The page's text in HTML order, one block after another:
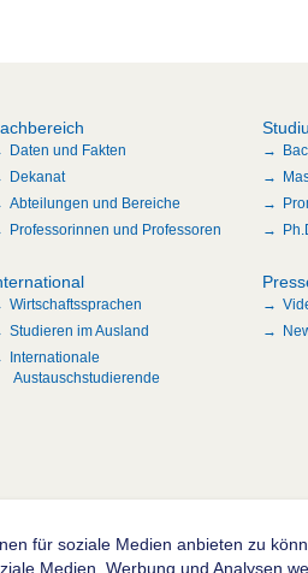
Daten und Fakten
Dekanat
Abteilungen und Bereiche
Professorinnen und Professoren
Wirtschaftssprachen
Studieren im Ausland
Internationale
Austauschstudierende
für soziale Medien anbieten zu
Medien, Werbung und Analysen